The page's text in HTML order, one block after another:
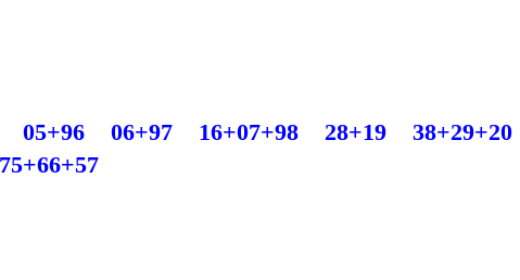
06+97 16+07+98 28+19 38+29+20